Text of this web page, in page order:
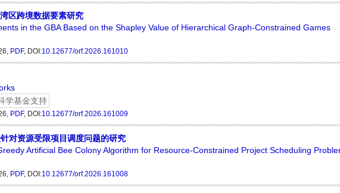
区跨境数据要素研究
in the GBA Based on the Shapley Value of Hierarchical Graph-Constrained Games
PDF, DOI:10.12677/orf.2026.161010
学基金支持
PDF, DOI:10.12677/orf.2026.161009
对资源受限项目调度问题的研究
Artificial Bee Colony Algorithm for Resource-Constrained Project Scheduling
PDF, DOI:10.12677/orf.2026.161008